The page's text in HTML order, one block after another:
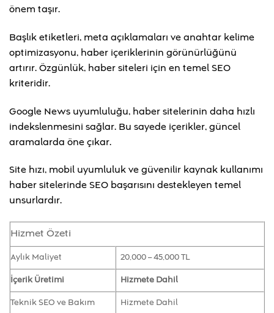
önem taşır.
Başlık etiketleri, meta açıklamaları ve anahtar kelime
optimizasyonu, haber içeriklerinin görünürlüğünü
artırır. Özgünlük, haber siteleri için en temel SEO
kriteridir.
Google News uyumluluğu, haber sitelerinin daha hızlı
indekslenmesini sağlar. Bu sayede içerikler, güncel
aramalarda öne çıkar.
Site hızı, mobil uyumluluk ve güvenilir kaynak kullanımı
haber sitelerinde SEO başarısını destekleyen temel
unsurlardır.
Hizmet Özeti
Aylık Maliyet
20,000 – 45,000 TL
İçerik Üretimi
Hizmete Dahil
Teknik SEO ve Bakım
Hizmete Dahil